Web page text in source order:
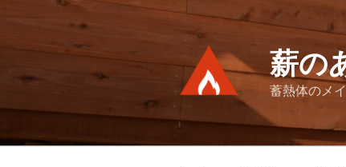
キ
薪の
蓄熱体のメ